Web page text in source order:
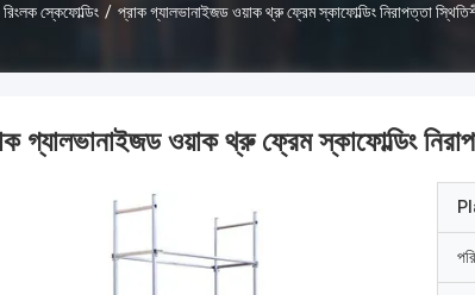
রিংলক স্কেফোল্ডিং / প্রাক গ্যালভানাইজড ওয়াক থ্রু ফ্রেম স্কাফোল্ডিং নিরাপত্তা
গ্যালভানাইজড ওয়াক থ্রু ফ্রেম স্কাফোল্ডিং